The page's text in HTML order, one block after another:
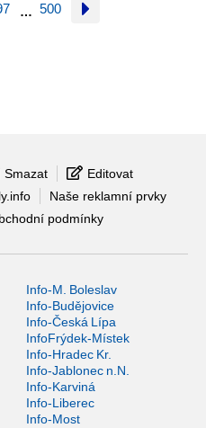
… 500
Smazat
Editovat
Naše reklamní prvky
podmínky
Info-M. Boleslav
Info-Budějovice
Info-Česká Lípa
InfoFrýdek-Místek
Info-Hradec Kr.
Info-Jablonec n.N.
Info-Karviná
Info-Liberec
Info-Most